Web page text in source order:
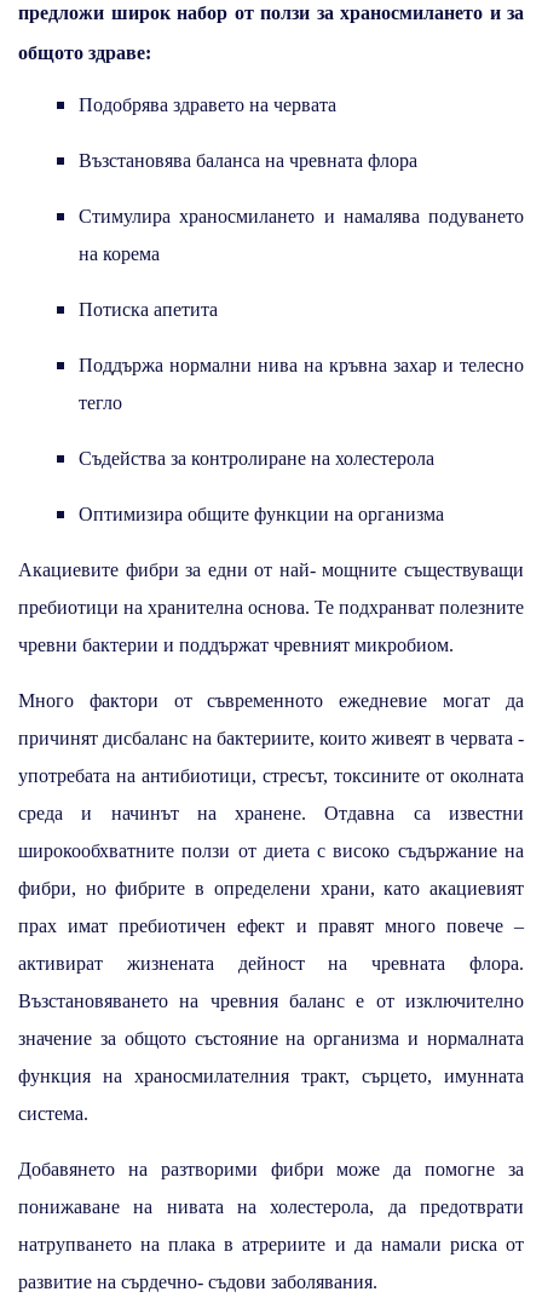
предложи широк набор от ползи за храносмилането и за
общото здраве:
Подобрява здравето на червата
Възстановява баланса на чревната флора
Стимулира храносмилането и намалява подуването
на корема
Потиска апетита
Поддържа нормални нива на кръвна захар и телесно
тегло
Съдейства за контролиране на холестерола
Оптимизира общите функции на организма
Акациевите фибри за едни от най- мощните съществуващи
пребиотици на хранителна основа. Те подхранват полезните
чревни бактерии и поддържат чревният микробиом.
Много фактори от съвременното ежедневие могат да
причинят дисбаланс на бактериите, които живеят в червата -
употребата на антибиотици, стресът, токсините от околната
среда и начинът на хранене. Отдавна са известни
широкообхватните ползи от диета с високо съдържание на
фибри, но фибрите в определени храни, като акациевият
прах имат пребиотичен ефект и правят много повече –
активират жизнената дейност на чревната флора.
Възстановяването на чревния баланс е от изключително
значение за общото състояние на организма и нормалната
функция на храносмилателния тракт, сърцето, имунната
система.
Добавянето на разтворими фибри може да помогне за
понижаване на нивата на холестерола, да предотврати
натрупването на плака в атрериите и да намали риска от
развитие на сърдечно- съдови заболявания.